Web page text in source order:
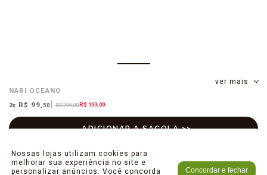
ver mais
NARI OCEANO
R$ 299,00R$ 199,00
2x R$ 99 ,50
Nossas lojas utilizam cookies para
melhorar sua experiência no site e
personalizar anúncios. Você concorda
Concordar e fechar